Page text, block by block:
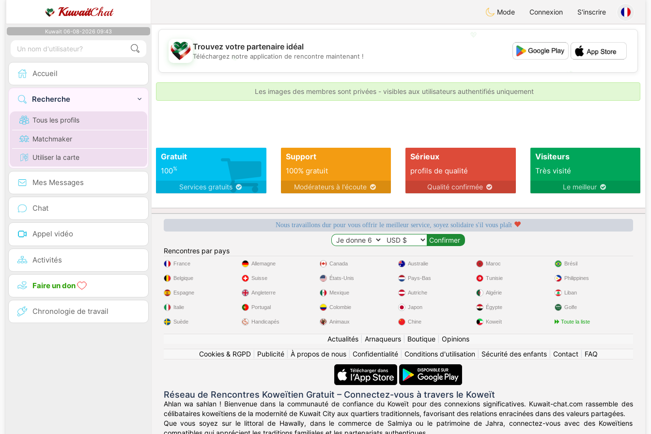
KuwaitChat Mode Connexion S'inscrire
Kuwait 06-08-2026 09:43
Accueil
Recherche
Tous les profils
Matchmaker
Utiliser la carte
Mes Messages
Chat
Appel vidéo
Activités
Faire un don
Chronologie de travail
💖
💕
💕
Trouvez votre partenaire idéal
Téléchargez notre application de rencontre maintenant !
Les images des membres sont privées - visibles aux utilisateurs authentifiés uniquement
Gratuit
100%
Services gratuits
Support
100% gratuit
Modérateurs à l'écoute
Sérieux
profils de qualité
Qualité confirmée
Visiteurs
Très visité
Le meilleur
Nous travaillons dur pour vous offrir le meilleur service, soyez solidaire s'il vous plaît
Rencontres par pays
France
Belgique
Espagne
Italie
Suède
Allemagne
Suisse
Angleterre
Portugal
Handicapés
Canada
États-Unis
Mexique
Colombie
Animaux
Australie
Pays-Bas
Autriche
Japon
Chine
Maroc
Tunisie
Algérie
Égypte
Koweït
Brésil
Philippines
Liban
Golfe
Toute la liste
Actualités| Arnaqueurs| Boutique| Opinions
Cookies & RGPD| Publicité| À propos de nous| Confidentialité| Conditions d'utilisation| Sécurité des enfants| Contact| FAQ
Réseau de Rencontres Koweïtien Gratuit – Connectez-vous à travers le Koweït
Ahlan wa sahlan ! Bienvenue dans la communauté de confiance du Koweït pour des connexions significatives. Kuwait-chat.com rassemble des
célibataires koweïtiens de la modernité de Kuwait City aux quartiers traditionnels, favorisant des relations enracinées dans des valeurs partagées.
Que vous soyez sur le littoral de Hawally, dans le commerce de Salmiya ou le patrimoine de Jahra, connectez-vous avec des Koweïtiens